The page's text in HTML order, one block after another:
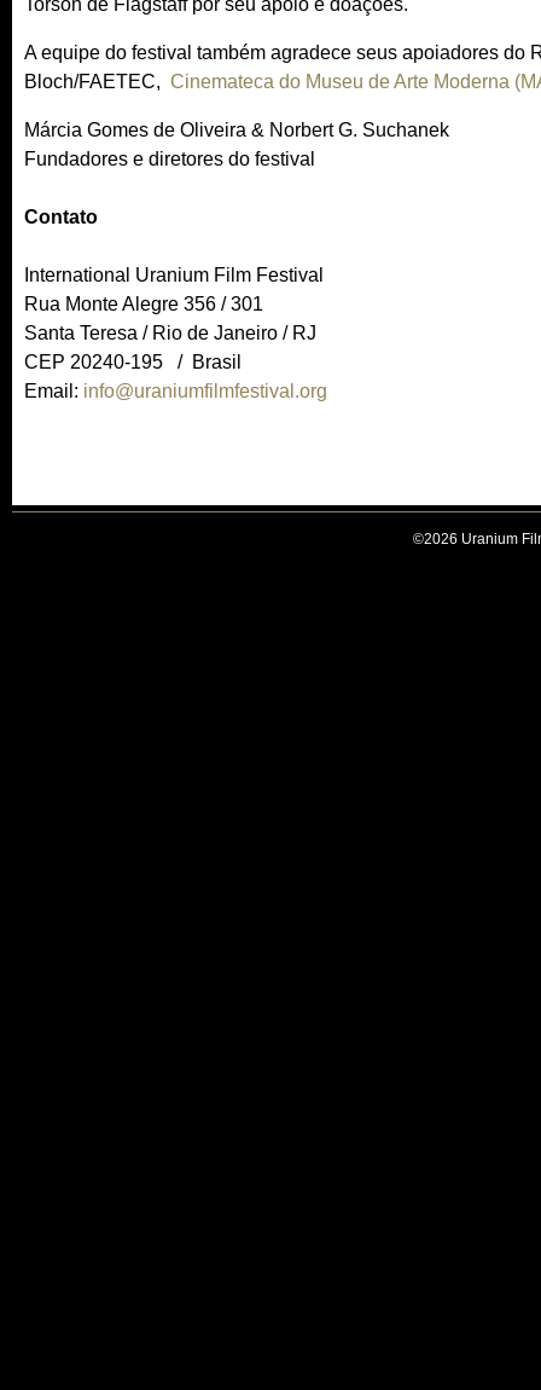
Torson de Flagstaff por seu apoio e doações.
A equipe do festival também agradece seus apoiadores do
Bloch/FAETEC, Cinemateca do Museu de Arte Moderna
Márcia Gomes de Oliveira & Norbert G. Suchanek
Fundadores e diretores do festival
Contato
International Uranium Film Festival
Rua Monte Alegre 356 / 301
Santa Teresa / Rio de Janeiro / RJ
CEP 20240-195 / Brasil
Email: info@uraniumfilmfestival.org
©2026 Uranium